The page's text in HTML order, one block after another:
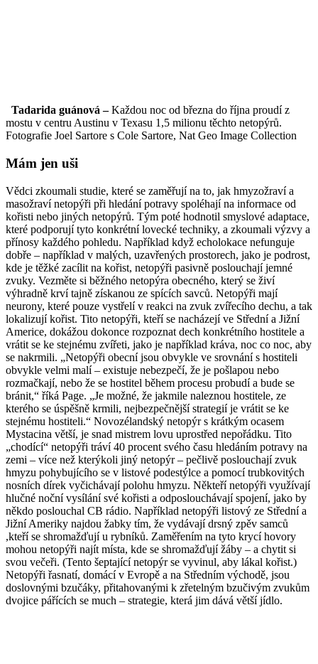
Tadarida guánová –Každou noc od března do října proudí z
mostu v centru Austinu v Texasu 1,5 milionu těchto netopýrů.
Fotografie Joel Sartore s Cole Sartore, Nat Geo Image Collection
Mám jen uši
Vědci zkoumali studie, které se zaměřují na to, jak hmyzožraví a
masožraví netopýři při hledání potravy spoléhají na informace od
kořisti nebo jiných netopýrů. Tým poté hodnotil smyslové adaptace,
které podporují tyto konkrétní lovecké techniky, a zkoumali výzvy a
přínosy každého pohledu. Například když echolokace nefunguje
dobře – například v malých, uzavřených prostorech, jako je podrost,
kde je těžké zacílit na kořist, netopýři pasivně poslouchají jemné
zvuky. Vezměte si běžného netopýra obecného, který se živí
výhradně krví tajně získanou ze spících savců. Netopýři mají
neurony, které pouze vystřelí v reakci na zvuk zvířecího dechu, a tak
lokalizují kořist. Tito netopýři, kteří se nacházejí ve Střední a Jižní
Americe, dokážou dokonce rozpoznat dech konkrétního hostitele a
vrátit se ke stejnému zvířeti, jako je například kráva, noc co noc, aby
se nakrmili. „Netopýři obecní jsou obvykle ve srovnání s hostiteli
obvykle velmi malí – existuje nebezpečí, že je pošlapou nebo
rozmačkají, nebo že se hostitel během procesu probudí a bude se
bránit,“ říká Page. „Je možné, že jakmile naleznou hostitele, ze
kterého se úspěšně krmili, nejbezpečnější strategií je vrátit se ke
stejnému hostiteli.“ Novozélandský netopýr s krátkým ocasem
Mystacina větší, je snad mistrem lovu uprostřed nepořádku. Tito
„chodící“ netopýři tráví 40 procent svého času hledáním potravy na
zemi – více než kterýkoli jiný netopýr – pečlivě poslouchají zvuk
hmyzu pohybujícího se v listové podestýlce a pomocí trubkovitých
nosních dírek vyčichávají polohu hmyzu. Někteří netopýři využívají
hlučné noční vysílání své kořisti a odposlouchávají spojení, jako by
někdo poslouchal CB rádio. Například netopýři listový ze Střední a
Jižní Ameriky najdou žabky tím, že vydávají drsný zpěv samců
,kteří se shromažďují u rybníků. Zaměřením na tyto krycí hovory
mohou netopýři najít místa, kde se shromažďují žáby – a chytit si
svou večeři. (Tento šeptající netopýr se vyvinul, aby lákal kořist.)
Netopýři řasnatí, domácí v Evropě a na Středním východě, jsou
doslovnými bzučáky, přitahovanými k zřetelným bzučivým zvukům
dvojice pářících se much – strategie, která jim dává větší jídlo.